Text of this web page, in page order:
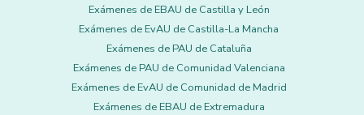
Exámenes de EBAU de Castilla y León
Exámenes de EvAU de Castilla-La Mancha
Exámenes de PAU de Cataluña
Exámenes de PAU de Comunidad Valenciana
Exámenes de EvAU de Comunidad de Madrid
Exámenes de EBAU de Extremadura